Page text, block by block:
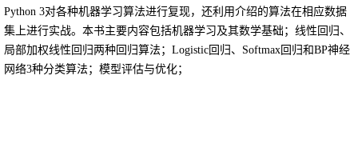
Python 3对各种机器学习算法进行复现，还利用介绍的算法在相应数据
集上进行实战。 本书主要内容包括机器学习及其数学基础；线性回归、
局部加权线性回归两种回归算法； Logistic回归、Softmax回归和BP神经
网络3种分类算法； 模型评估与优化；